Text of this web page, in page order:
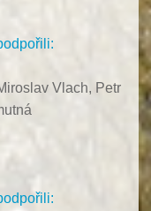
Vlach, Petr